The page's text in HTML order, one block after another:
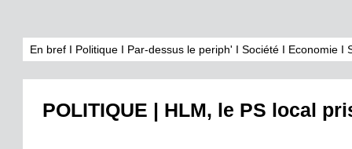
En bref I Politique I Par-dessus le periph' I Société I Economie I
POLITIQUE | HLM, le PS local